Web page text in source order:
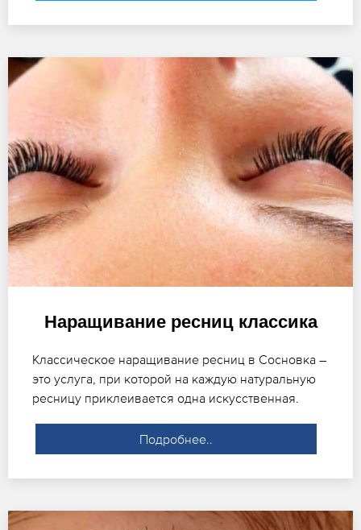
Наращивание ресниц классика
Классическое наращивание ресниц в Сосновка –
это услуга, при которой на каждую натуральную
ресницу приклеивается одна искусственная.
Подробнее..